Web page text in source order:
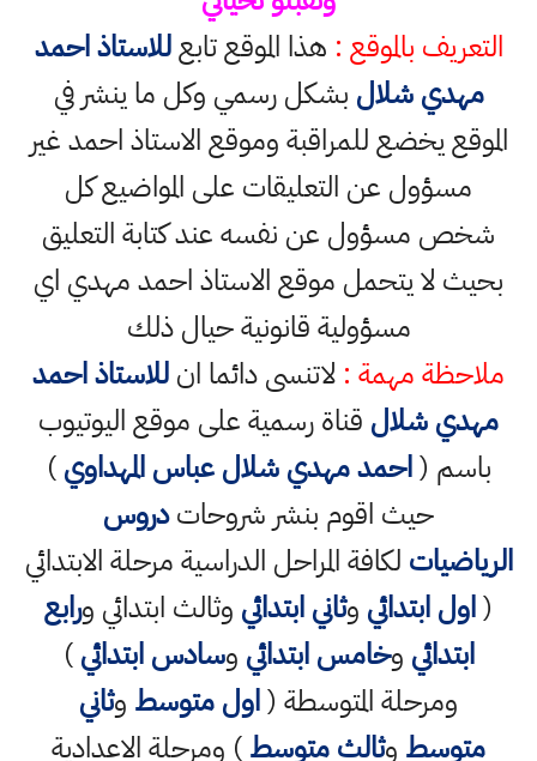
التعريف بالموقع : هذا الموقع تابعللاستاذ احمد
مهدي شلال بشكل رسمي وكل ما ينشر في
الموقع يخضع للمراقبة وموقع الاستاذ احمد غير
مسؤول عن التعليقات على المواضيع كل
شخص مسؤول عن نفسه عند كتابة التعليق
بحيث لا يتحمل موقع الاستاذ احمد مهدي اي
مسؤولية قانونية حيال ذلك
ملاحظة مهمة : لاتنسى دائما انللاستاذ احمد
مهدي شلال قناة رسمية على موقع اليوتيوب
باسم (احمد مهدي شلال عباس المهداوي)
حيث اقوم بنشر شروحاتدروس
الرياضيات لكافة المراحل الدراسية مرحلة الابتدائي
(اول ابتدائي وثاني ابتدائي وثالث ابتدائي ورابع
ابتدائي وخامس ابتدائي وسادس ابتدائي)
ومرحلة المتوسطة (اول متوسط وثاني
متوسط وثالث متوسط) ومرحلة الاعدادية